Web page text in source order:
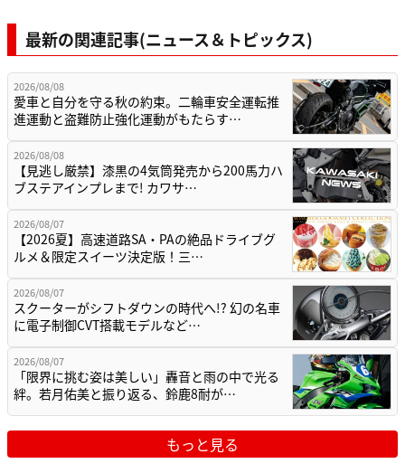
最新の関連記事(ニュース＆トピックス)
2026/08/08
愛車と自分を守る秋の約束。二輪車安全運転推
進運動と盗難防止強化運動がもたらす…
2026/08/08
【見逃し厳禁】漆黒の4気筒発売から200馬力ハ
ブステアインプレまで! カワサ…
2026/08/07
【2026夏】高速道路SA・PAの絶品ドライブグ
ルメ＆限定スイーツ決定版！三…
2026/08/07
スクーターがシフトダウンの時代へ!? 幻の名車
に電子制御CVT搭載モデルなど…
2026/08/07
「限界に挑む姿は美しい」轟音と雨の中で光る
絆。若月佑美と振り返る、鈴鹿8耐が…
もっと見る